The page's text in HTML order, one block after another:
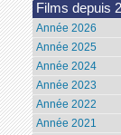
Films depuis
Année 2026
Année 2025
Année 2024
Année 2023
Année 2022
Année 2021